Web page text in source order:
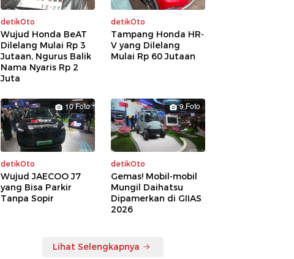
detikOto
Wujud Honda BeAT
Dilelang Mulai Rp 3
Jutaan, Ngurus Balik
Nama Nyaris Rp 2
Juta
detikOto
Tampang Honda HR-
V yang Dilelang
Mulai Rp 60 Jutaan
10 Foto
detikOto
Wujud JAECOO J7
yang Bisa Parkir
Tanpa Sopir
9 Foto
detikOto
Gemas! Mobil-mobil
Mungil Daihatsu
Dipamerkan di GIIAS
2026
Lihat Selengkapnya